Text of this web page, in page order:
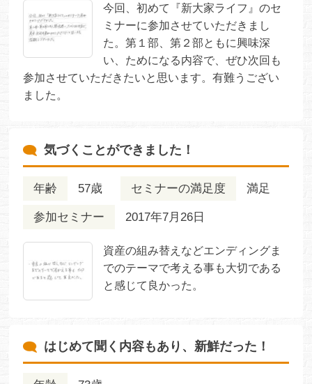
今回、初めて『新大家ライフ』のセ
ミナーに参加させていただきまし
た。第１部、第２部ともに興味深
い、ためになる内容で、ぜひ次回も
参加させていただきたいと思います。有難うござい
ました。
気づくことができました！
年齢 57歳 セミナーの満足度 満足
参加セミナー 2017年7月26日
資産の組み替えなどエンディングま
でのテーマで考える事も大切である
と感じて良かった。
はじめて聞く内容もあり、新鮮だった！